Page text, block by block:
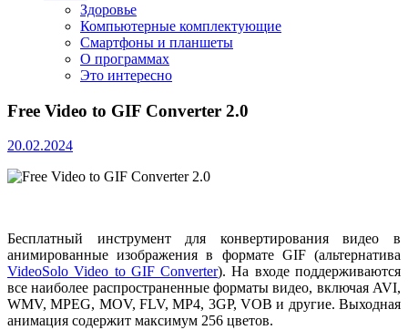
Здоровье
Компьютерные комплектующие
Смартфоны и планшеты
О программах
Это интересно
Free Video to GIF Converter 2.0
20.02.2024
Бесплатный инструмент для конвертирования видео в
анимированные изображения в формате GIF (альтернатива
VideoSolo Video to GIF Converter). На входе поддерживаются
все наиболее распространенные форматы видео, включая AVI,
WMV, MPEG, MOV, FLV, MP4, 3GP, VOB и другие. Выходная
анимация содержит максимум 256 цветов.